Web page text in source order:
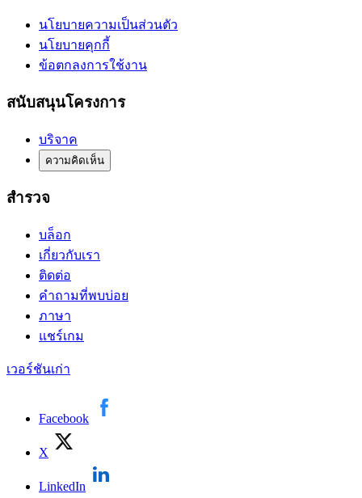
นโยบายความเป็นส่วนตัว
นโยบายคุกกี้
ข้อตกลงการใช้งาน
สนับสนุนโครงการ
บริจาค
ความคิดเห็น
สำรวจ
บล็อก
เกี่ยวกับเรา
ติดต่อ
คำถามที่พบบ่อย
ภาษา
แชร์เกม
เวอร์ชันเก่า
Facebook
X
LinkedIn